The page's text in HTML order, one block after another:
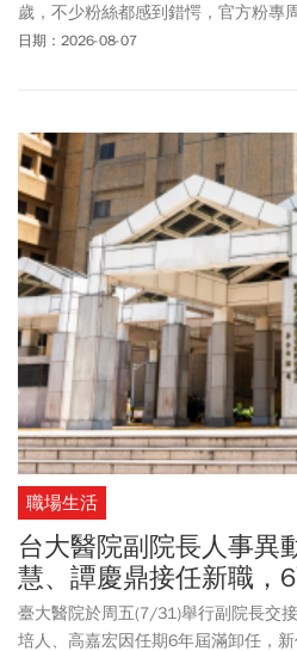
歲，不少粉絲都感到錯愕，官方粉專
他已於8/5離開人世，肥大叔才在8/3
常，臉色與氣色顯得有些虛弱，讓人
重突然變輕是什麼原因？根據全民健
常以「6個月內無故減輕超過5%的體
隨胃口差、持續嘔吐或腹瀉、體能下
心理因素也會導致體重明顯減輕，約
症、焦慮和飲食障礙最常見。體重減
25%，一般建議40歲以上中壯年、長
警覺癌症的可能，尤其短時間內體重
食慾下降、吞嚥困難、莫名出血、腹
現腫瘤；既往有癌症病史、家族有癌
日期：2026-08-07
職場生活
台大醫院副院長人事異
慧、譚慶鼎接任新職，
臺大醫院於周五(7/31)舉行副院長交
培人、高嘉宏因任期6年屆滿卸任，